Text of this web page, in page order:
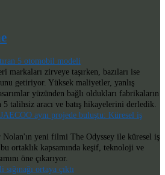
5 otomobil modeli
markaları zirveye taşırken, bazıları ise
getiriyor. Yüksek maliyetler, yanlış
yüzünden bağlı oldukları fabrikaların
5 talihsiz aracı ve batış hikayelerini derledik.
aynı projede buluştu: Küresel iş
yeni filmi The Odyssey ile küresel iş
ortaklık kapsamında keşif, teknoloji ve
öne çıkarıyor.
ortaya çıktı